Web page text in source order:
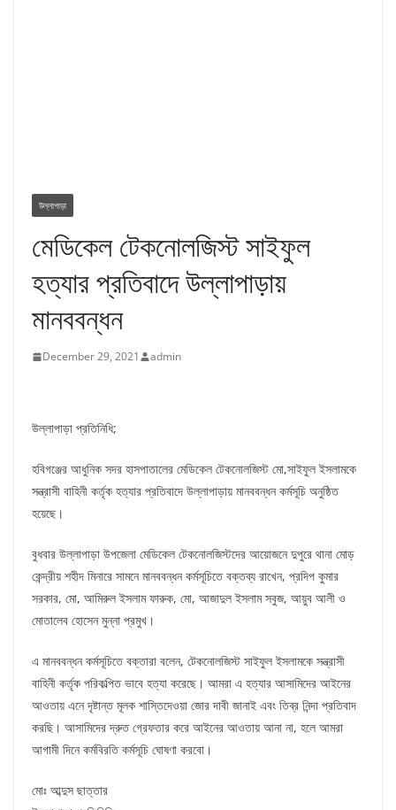
উল্লাপাড়া
মেডিকেল টেকনোলজিস্ট সাইফুল
হত্যার প্রতিবাদে উল্লাপাড়ায়
মানববন্ধন
December 29, 2021 admin
উল্লাপাড়া প্রতিনিধি;
হবিগঞ্জের আধুনিক সদর হাসপাতালের মেডিকেল টেকনোলজিস্ট মো,সাইফুল ইসলামকে
সন্ত্রাসী বাহিনী কর্তৃক হত্যার প্রতিবাদে উল্লাপাড়ায় মানববন্ধন কর্মসূচি অনুষ্ঠিত
হয়েছে।
বুধবার উল্লাপাড়া উপজেলা মেডিকেল টেকনোলজিস্টদের আয়োজনে দুপুরে থানা মোড়
কেন্দ্রীয় শহীদ মিনারে সামনে মানববন্ধন কর্মসূচিতে বক্তব্য রাখেন, প্রদিপ কুমার
সরকার, মো, আমিরুল ইসলাম ফারুক, মো, আজাদুল ইসলাম সবুজ, আয়ুব আলী ও
মোতালেব হোসেন মুন্না প্রমুখ।
এ মানববন্ধন কর্মসূচিতে বক্তারা বলেন, টেকনোলজিস্ট সাইফুল ইসলামকে সন্ত্রাসী
বাহিনী কর্তৃক পরিকল্পিত ভাবে হত্যা করেছে। আমরা এ হত্যার আসামিদের আইনের
আওতায় এনে দৃষ্টান্ত মূলক শাস্তিদেওয়া জোর দাবী জানাই এবং তিব্র নিন্দা প্রতিবাদ
করছি। আসামিদের দ্রুত গ্রেফতার করে আইনের আওতায় আনা না, হলে আমরা
আগামী দিনে কর্মবিরতি কর্মসূচি ঘোষণা করবো।
মোঃ আব্দুস ছাত্তার